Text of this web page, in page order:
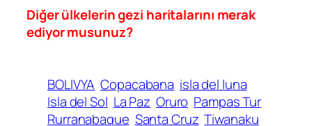
Diğer ülkelerin gezi haritalarını merak
ediyor musunuz?
BOLIVYA Copacabana isla del luna
Isla del Sol La Paz Oruro Pampas Tur
Rurranabaque Santa Cruz Tiwanaku